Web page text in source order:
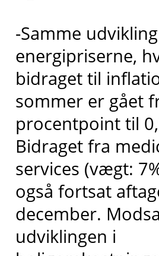
-Samme
energipriserne,
bidraget til
sommer er gået
procentpoint til
Bidraget fra
services (vægt:
også fortsat
december.
udviklingen i